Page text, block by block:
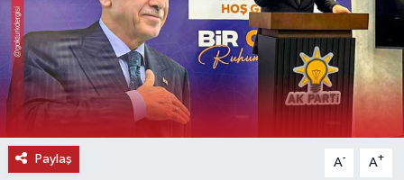
Paylaş A- A+
MAGAZİN
ÖZEL HABER
SPOR